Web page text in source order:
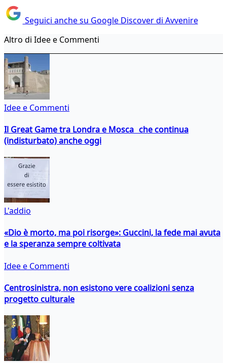
Seguici anche su Google Discover di Avvenire
Altro di Idee e Commenti
Idee e Commenti
Il Great Game tra Londra e Mosca che continua
(indisturbato) anche oggi
L'addio
«Dio è morto, ma poi risorge»: Guccini, la fede mai avuta
e la speranza sempre coltivata
Idee e Commenti
Centrosinistra, non esistono vere coalizioni senza
progetto culturale